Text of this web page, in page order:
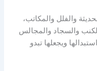
والفلل والمكاتب،
والسجاد والمجالس
ويجعلها تبدو